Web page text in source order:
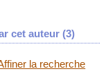
cet auteur (3)
la recherche